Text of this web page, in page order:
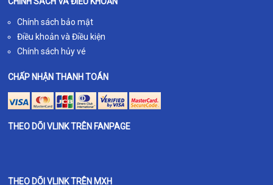
Chính sách bảo mật
Điều khoản và Điều kiện
Chính sách hủy vé
CHẤP NHẬN THANH TOÁN
THEO DÕI VLINK TRÊN FANPAGE
THEO DÕI VLINK TRÊN MXH